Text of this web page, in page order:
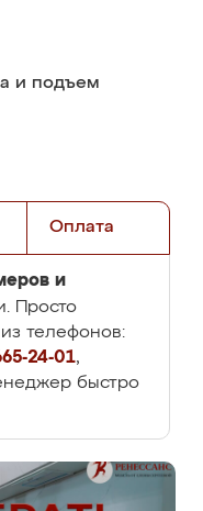
и подъем
Оплата
и
Просто
телефонов:
24-01,
быстро